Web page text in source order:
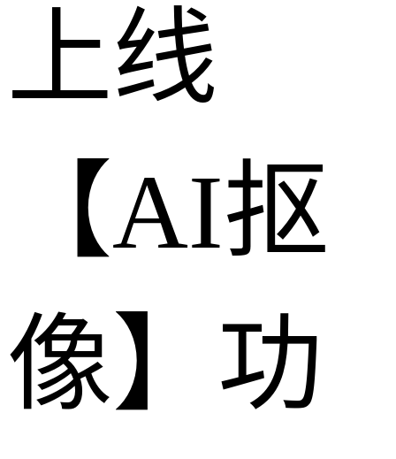
上线
【AI抠
像】功